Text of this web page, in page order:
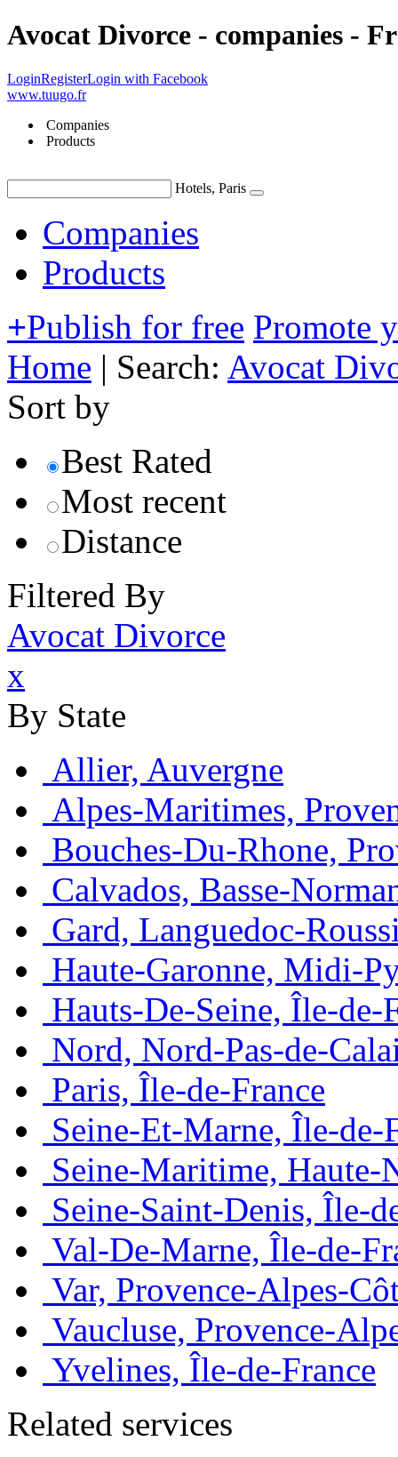
Avocat Divorce - companies -
LoginRegisterLogin with Facebook
www.tuugo.fr
Companies
Products
Hotels, Paris
Companies
Products
+Publish for free Promote
Home | Search: Avocat
Sort by
Best Rated
Most recent
Distance
Filtered By
Avocat Divorce
x
By State
Allier, Auvergne
Alpes-Maritimes,
Bouches-Du-Rhone,
Calvados, Basse-
Gard, Languedoc-
Haute-Garonne, Midi-
Hauts-De-Seine, Île-de-
Nord, Nord-Pas-de-
Paris, Île-de-France
Seine-Et-Marne, Île-de-
Seine-Maritime, Haute-
Seine-Saint-Denis, Île-
Val-De-Marne, Île-de-
Var, Provence-Alpes-
Vaucluse, Provence-
Yvelines, Île-de-France
Related services